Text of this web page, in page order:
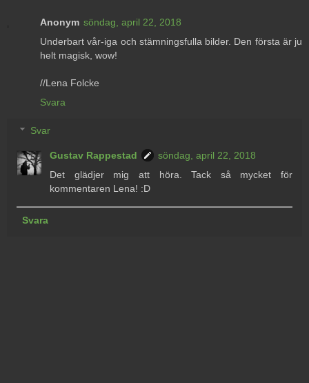
Anonym söndag, april 22, 2018
Underbart vår-iga och stämningsfulla bilder. Den första är ju
helt magisk, wow!
//Lena Folcke
Svara
Svar
Gustav Rappestad
söndag, april 22, 2018
Det glädjer mig att höra. Tack så mycket för
kommentaren Lena! :D
Svara